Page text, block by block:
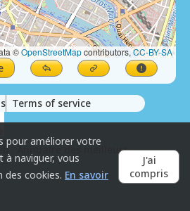
©OpenStreetMapcontributors,CC-BY-SA
Terms of service
pour améliorer votre
à naviguer, vous
cookies. En savoir
J'ai
compris